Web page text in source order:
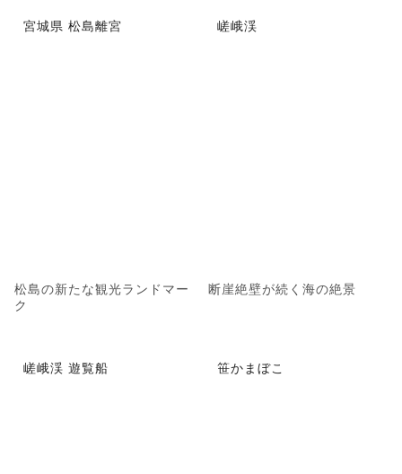
宮城県 松島離宮
松島の新たな観光ランドマー
ク
嵯峨渓
断崖絶壁が続く海の絶景
嵯峨渓 遊覧船 笹かまぼこ